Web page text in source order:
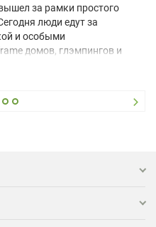
за рамки простого
люди едут за
и особыми
домов, глэмпингов и
растет, и
в соцсетях,